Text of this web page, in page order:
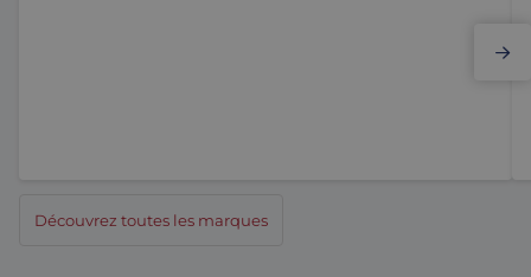
Découvrez toutes les marques